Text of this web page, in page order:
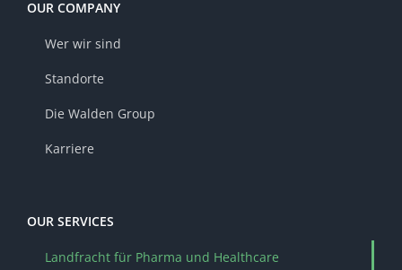
OUR COMPANY
Wer wir sind
Standorte
Die Walden Group
Karriere
OUR SERVICES
Landfracht für Pharma und Healthcare